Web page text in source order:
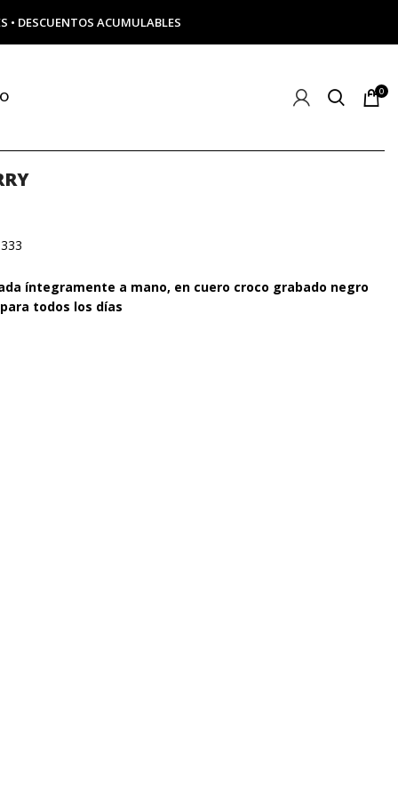
0
íntegramente a mano, en cuero croco grabado negro
todos los días
• DESCUENTOS ACUMULABLES